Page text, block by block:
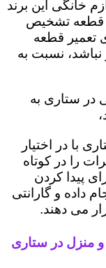
خانگی این برند
قطعه تشخیص
تعمیر قطعه
نباشد، نسبت به
در ستاری به
با در اختیار
را در کوتاه
پیدا کردن
داده و گارانتی
می دهند.
منزل در ستاری